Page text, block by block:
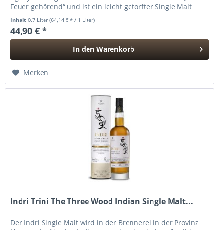
Feuer gehörend“ und ist ein leicht getorfter Single Malt
Inhalt0.7 Liter(64,14 € * / 1 Liter)
44,90 € *
In den Warenkorb
Merken
Indri Trini The Three Wood Indian Single Malt...
Der Indri Single Malt wird in der Brennerei in der Provinz